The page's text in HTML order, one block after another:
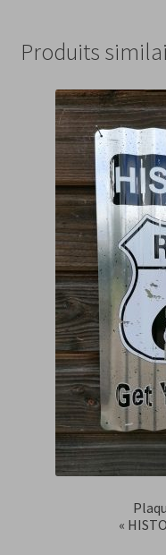
Produits
«